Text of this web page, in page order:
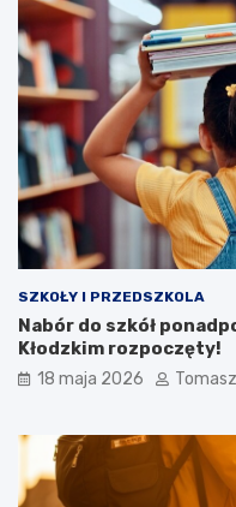
SZKOŁY I PRZEDSZKOLA
Nabór do szkół
Kłodzkim rozpoczęty!
18 maja 2026